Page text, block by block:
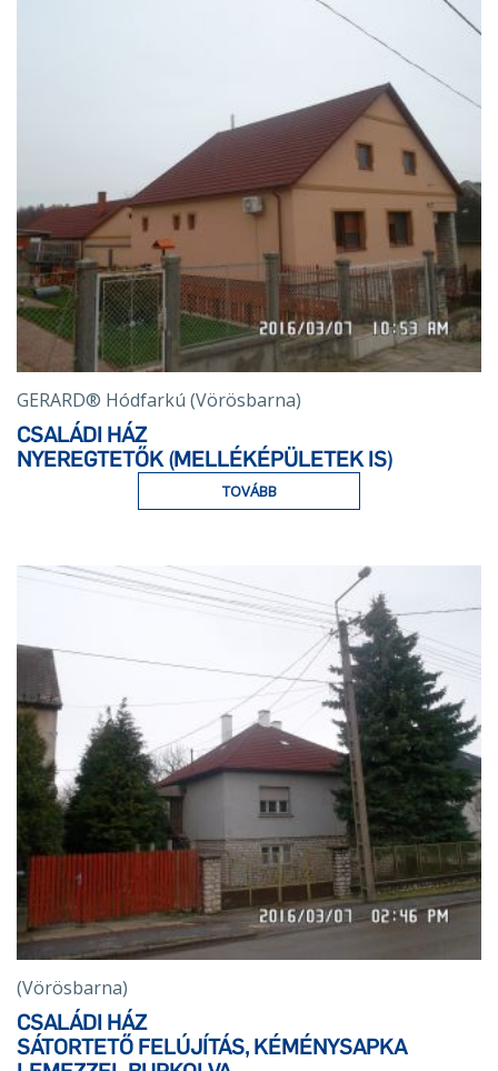
GERARD® Hódfarkú (Vörösbarna)
CSALÁDI HÁZ
NYEREGTETŐK (MELLÉKÉPÜLETEK IS)
TOVÁBB
(Vörösbarna)
CSALÁDI HÁZ
SÁTORTETŐ FELÚJÍTÁS, KÉMÉNYSAPKA